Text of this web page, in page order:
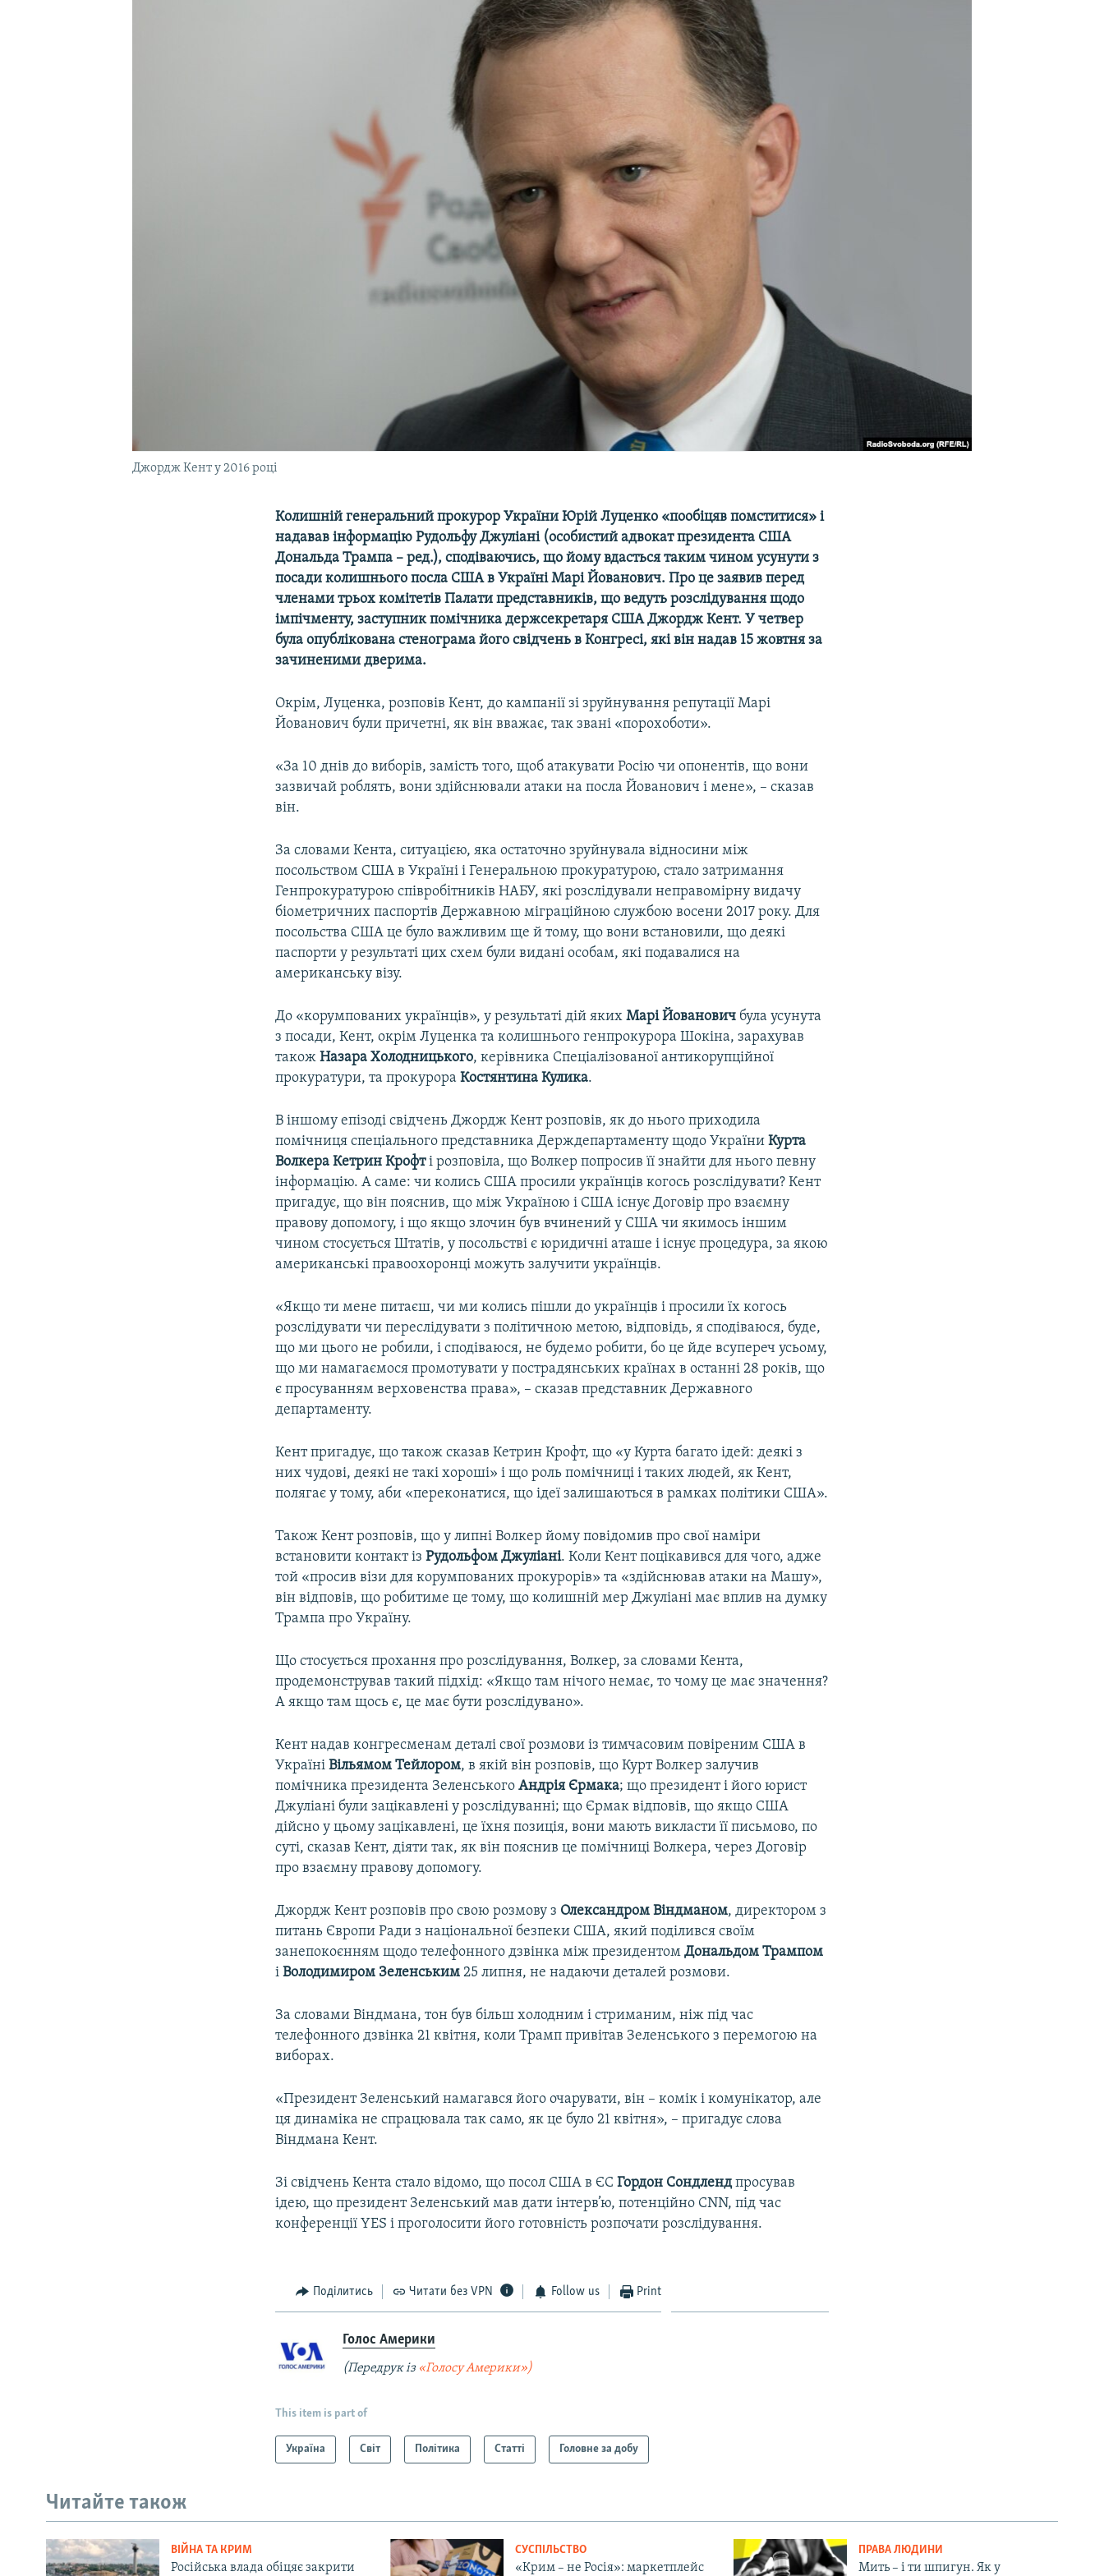
Джордж Кент у 2016 році
Колишній генеральний прокурор України Юрій Луценко «пообіцяв помститися» і
надавав інформацію Рудольфу Джуліані (особистий адвокат президента США
Дональда Трампа – ред.), сподіваючись, що йому вдасться таким чином усунути з
посади колишнього посла США в Україні Марі Йованович. Про це заявив перед
членами трьох комітетів Палати представників, що ведуть розслідування щодо
імпічменту, заступник помічника держсекретаря США Джордж Кент. У четвер
була опублікована стенограма його свідчень в Конгресі, які він надав 15 жовтня за
зачиненими дверима.
Окрім, Луценка, розповів Кент, до кампанії зі зруйнування репутації Марі
Йованович були причетні, як він вважає, так звані «порохоботи».
«За 10 днів до виборів, замість того, щоб атакувати Росію чи опонентів, що вони
зазвичай роблять, вони здійснювали атаки на посла Йованович і мене», – сказав
він.
За словами Кента, ситуацією, яка остаточно зруйнувала відносини між
посольством США в Україні і Генеральною прокуратурою, стало затримання
Генпрокуратурою співробітників НАБУ, які розслідували неправомірну видачу
біометричних паспортів Державною міграційною службою восени 2017 року. Для
посольства США це було важливим ще й тому, що вони встановили, що деякі
паспорти у результаті цих схем були видані особам, які подавалися на
американську візу.
До «корумпованих українців», у результаті дій якихМарі Йованович була усунута
з посади, Кент, окрім Луценка та колишнього генпрокурора Шокіна, зарахував
такожНазара Холодницького, керівника Спеціалізованої антикорупційної
прокуратури, та прокурораКостянтина Кулика.
В іншому епізоді свідчень Джордж Кент розповів, як до нього приходила
помічниця спеціального представника Держдепартаменту щодо УкраїниКурта
Волкера Кетрин Крофті розповіла, що Волкер попросив її знайти для нього певну
інформацію. А саме: чи колись США просили українців когось розслідувати? Кент
пригадує, що він пояснив, що між Україною і США існує Договір про взаємну
правову допомогу, і що якщо злочин був вчинений у США чи якимось іншим
чином стосується Штатів, у посольстві є юридичні аташе і існує процедура, за якою
американські правоохоронці можуть залучити українців.
«Якщо ти мене питаєш, чи ми колись пішли до українців і просили їх когось
розслідувати чи переслідувати з політичною метою, відповідь, я сподіваюся, буде,
що ми цього не робили, і сподіваюся, не будемо робити, бо це йде всупереч усьому,
що ми намагаємося промотувати у пострадянських країнах в останні 28 років, що
є просуванням верховенства права», – сказав представник Державного
департаменту.
Кент пригадує, що також сказав Кетрин Крофт, що «у Курта багато ідей: деякі з
них чудові, деякі не такі хороші» і що роль помічниці і таких людей, як Кент,
полягає у тому, аби «переконатися, що ідеї залишаються в рамках політики США».
Також Кент розповів, що у липні Волкер йому повідомив про свої наміри
встановити контакт ізРудольфом Джуліані. Коли Кент поцікавився для чого, адже
той «просив візи для корумпованих прокурорів» та «здійснював атаки на Машу»,
він відповів, що робитиме це тому, що колишній мер Джуліані має вплив на думку
Трампа про Україну.
Що стосується прохання про розслідування, Волкер, за словами Кента,
продемонстрував такий підхід: «Якщо там нічого немає, то чому це має значення?
А якщо там щось є, це має бути розслідувано».
Кент надав конгресменам деталі свої розмови із тимчасовим повіреним США в
УкраїніВільямом Тейлором, в якій він розповів, що Курт Волкер залучив
помічника президента Зеленського Андрія Єрмака; що президент і його юрист
Джуліані були зацікавлені у розслідуванні; що Єрмак відповів, що якщо США
дійсно у цьому зацікавлені, це їхня позиція, вони мають викласти її письмово, по
суті, сказав Кент, діяти так, як він пояснив це помічниці Волкера, через Договір
про взаємну правову допомогу.
Джордж Кент розповів про свою розмову з Олександром Віндманом, директором з
питань Європи Ради з національної безпеки США, який поділився своїм
занепокоєнням щодо телефонного дзвінка між президентомДональдом Трампом
іВолодимиром Зеленським 25 липня, не надаючи деталей розмови.
За словами Віндмана, тон був більш холодним і стриманим, ніж під час
телефонного дзвінка 21 квітня, коли Трамп привітав Зеленського з перемогою на
виборах.
«Президент Зеленський намагався його очарувати, він – комік і комунікатор, але
ця динаміка не спрацювала так само, як це було 21 квітня», – пригадує слова
Віндмана Кент.
Зі свідчень Кента стало відомо, що посол США в ЄС Гордон Сондлендпросував
ідею, що президент Зеленський мав дати інтерв’ю, потенційно CNN, під час
конференції YES і проголосити його готовність розпочати розслідування.
Поділитись Читати без VPN Follow us Print
Голос Америки
(Передрук із «Голосу Америки»)
This item is part of
Україна Світ Політика Статті Головне за добу
Читайте також
ВІЙНА ТА КРИМ
Російська влада обіцяє закрити
СУСПІЛЬСТВО
«Крим – не Росія»: маркетплейс
ПРАВА ЛЮДИНИ
Мить – і ти шпигун. Як у